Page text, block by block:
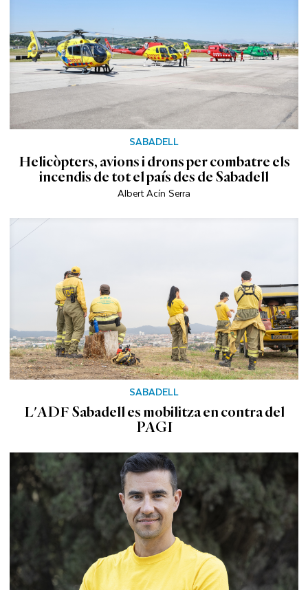
SABADELL
Helicòpters, avions i drons per combatre els
incendis de tot el país des de Sabadell
Albert Acín Serra
SABADELL
L'ADF Sabadell es mobilitza en contra del
PAGI